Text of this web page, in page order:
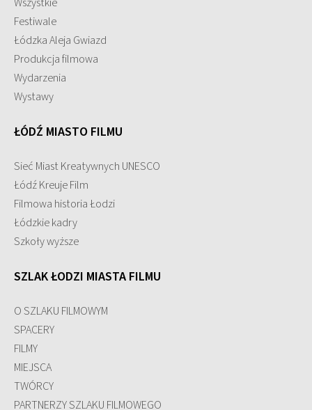
Festiwale
Łódzka Aleja Gwiazd
Produkcja filmowa
Wydarzenia
Wystawy
ŁÓDŹ MIASTO FILMU
Sieć Miast Kreatywnych UNESCO
Łódź Kreuje Film
Filmowa historia Łodzi
Łódzkie kadry
Szkoły wyższe
SZLAK ŁODZI MIASTA FILMU
O SZLAKU FILMOWYM
SPACERY
FILMY
MIEJSCA
TWÓRCY
PARTNERZY SZLAKU FILMOWEGO